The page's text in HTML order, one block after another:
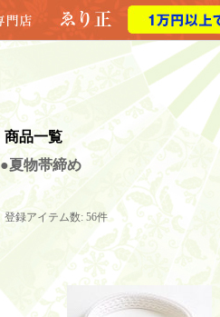
商品一覧
●夏物帯締め
登録アイテム数: 56件